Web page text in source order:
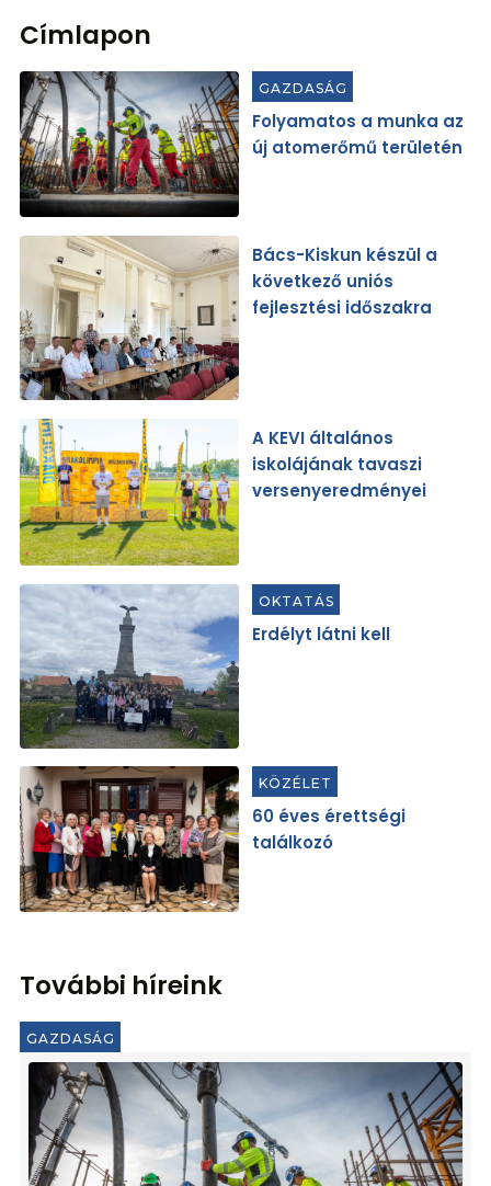
Címlapon
GAZDASÁG
Folyamatos a munka az
új atomerőmű területén
Bács-Kiskun készül a
következő uniós
fejlesztési időszakra
A KEVI általános
iskolájának tavaszi
versenyeredményei
OKTATÁS
Erdélyt látni kell
KÖZÉLET
60 éves érettségi
találkozó
További híreink
GAZDASÁG